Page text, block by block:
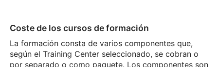
Coste de los cursos de formación
La formación consta de varios componentes que,
según el Training Center seleccionado, se cobran o
por separado o como paquete. Los componentes son